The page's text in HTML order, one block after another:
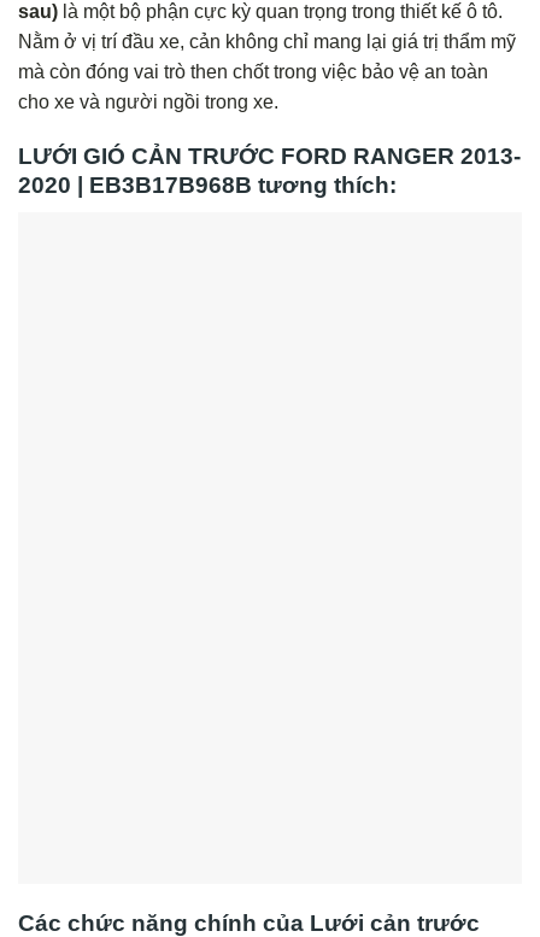
sau) là một bộ phận cực kỳ quan trọng trong thiết kế ô tô.
Nằm ở vị trí đầu xe, cản không chỉ mang lại giá trị thẩm mỹ
mà còn đóng vai trò then chốt trong việc bảo vệ an toàn
cho xe và người ngồi trong xe.
LƯỚI GIÓ CẢN TRƯỚC FORD RANGER 2013-
2020 | EB3B17B968B tương thích:
Các chức năng chính của Lưới cản trước